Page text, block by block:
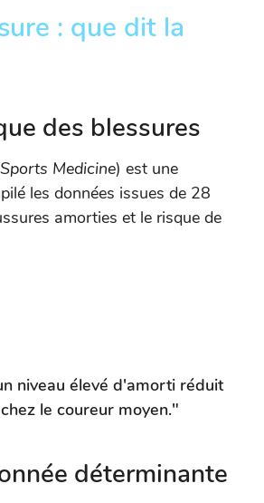
: que dit la
des blessures
Sports Medicine) est une
les données issues de 28
amorties et le risque de
niveau élevé d'amorti réduit
le coureur moyen."
déterminante